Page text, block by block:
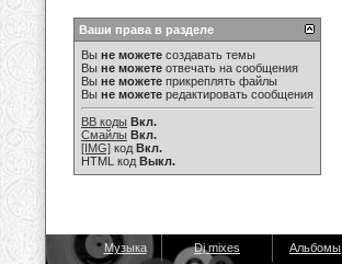
Ваши права в разделе
Вы не можете создавать темы
Вы не можете отвечать на сообщения
Вы не можете прикреплять файлы
Вы не можете редактировать сообщения
BB коды Вкл.
Смайлы Вкл.
[IMG] код Вкл.
HTML код Выкл.
Музыка Dj mixes Альбомы